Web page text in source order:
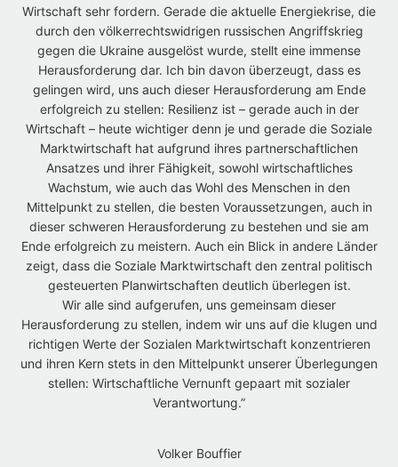
Wirtschaft sehr fordern. Gerade die aktuelle Energiekrise, die
durch den völkerrechtswidrigen russischen Angriffskrieg
gegen die Ukraine ausgelöst wurde, stellt eine immense
Herausforderung dar. Ich bin davon überzeugt, dass es
gelingen wird, uns auch dieser Herausforderung am Ende
erfolgreich zu stellen: Resilienz ist – gerade auch in der
Wirtschaft – heute wichtiger denn je und gerade die Soziale
Marktwirtschaft hat aufgrund ihres partnerschaftlichen
Ansatzes und ihrer Fähigkeit, sowohl wirtschaftliches
Wachstum, wie auch das Wohl des Menschen in den
Mittelpunkt zu stellen, die besten Voraussetzungen, auch in
dieser schweren Herausforderung zu bestehen und sie am
Ende erfolgreich zu meistern. Auch ein Blick in andere Länder
zeigt, dass die Soziale Marktwirtschaft den zentral politisch
gesteuerten Planwirtschaften deutlich überlegen ist.
Wir alle sind aufgerufen, uns gemeinsam dieser
Herausforderung zu stellen, indem wir uns auf die klugen und
richtigen Werte der Sozialen Marktwirtschaft konzentrieren
und ihren Kern stets in den Mittelpunkt unserer Überlegungen
stellen: Wirtschaftliche Vernunft gepaart mit sozialer
Verantwortung.”
Volker Bouffier